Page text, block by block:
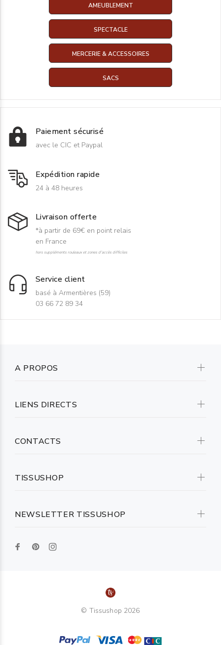
AMEUBLEMENT
SPECTACLE
MERCERIE & ACCESSOIRES
SACS
Paiement sécurisé
avec le CIC et Paypal
Expédition rapide
24 à 48 heures
Livraison offerte
*à partir de 69€ en point relais
en France
hors suppléments rouleaux et zones d'accès difficiles
Service client
basé à Armentières (59)
03 66 72 89 34
NEWSLETTER TISSUSHOP
A PROPOS
LIENS DIRECTS
CONTACTS
TISSUSHOP
© Tissushop 2026